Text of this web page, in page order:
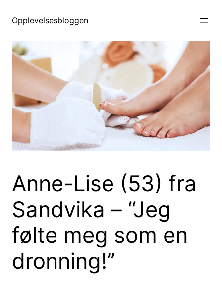
Opplevelsesbloggen
Anne-Lise (53) fra
Sandvika – “Jeg
følte meg som en
dronning!”